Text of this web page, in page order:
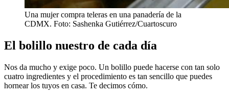
Una mujer compra teleras en una panadería de la
CDMX. Foto: Sashenka Gutiérrez/Cuartoscuro
El bolillo nuestro de cada día
Nos da mucho y exige poco. Un bolillo puede hacerse con tan solo
cuatro ingredientes y el procedimiento es tan sencillo que puedes
hornear los tuyos en casa. Te decimos cómo.